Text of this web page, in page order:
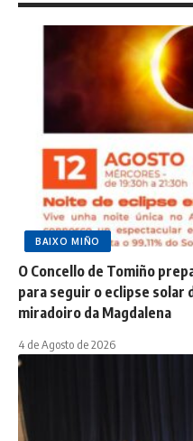
BAIXO MIÑO
O Concello de Tomiño
para seguir o eclipse solar
miradoiro da Magdalena
4 de Agosto de 2026